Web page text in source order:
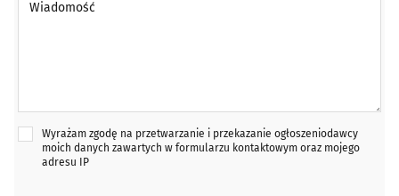
Wyrażam zgodę na przetwarzanie i przekazanie ogłoszeniodawcy
moich danych zawartych w formularzu kontaktowym oraz mojego
adresu IP